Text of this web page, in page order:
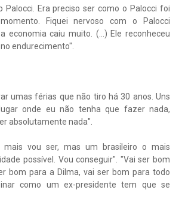
Palocci. Era preciso ser como o Palocci foi
Fiquei nervoso com o Palocci
economia caiu muito. (...) Ele reconheceu
endurecimento".
umas férias que não tiro há 30 anos. Uns
onde eu não tenha que fazer nada,
absolutamente nada".
mais vou ser, mas um brasileiro o mais
possível. Vou conseguir". "Vai ser bom
bom para a Dilma, vai ser bom para todo
como um ex-presidente tem que se